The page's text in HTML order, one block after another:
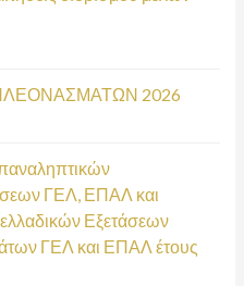
2026
ΓΕΛ, ΕΠΑΛ και
Εξετάσεων
ΓΕΛ και ΕΠΑΛ έτους